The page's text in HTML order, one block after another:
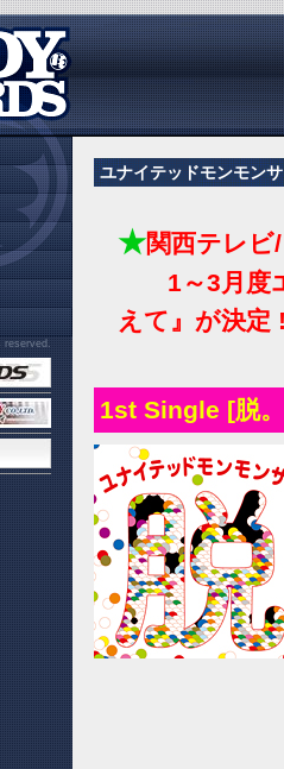
ユナイテッドモンモン
★関西テレ
1～3月度エ
えて』が決定
1st Single [脱
reserved.